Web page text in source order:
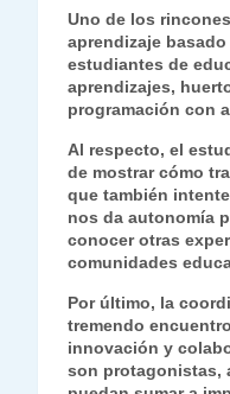
Uno de los
aprendizaje
estudiantes de
aprendizajes,
programación con
Al respecto, el
de mostrar cómo
que también
nos da autonomía
conocer otras
comunidades
Por último, la
tremendo
innovación y
son protagonistas,